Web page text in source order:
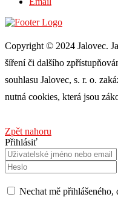
Copyright © 2024 Jalovec.
šíření či dalšího
souhlasu Jalovec, s. r. o.
nutná cookies, která jsou
Zpět nahoru
Přihlásiť
Nechat mě přihlášeného,